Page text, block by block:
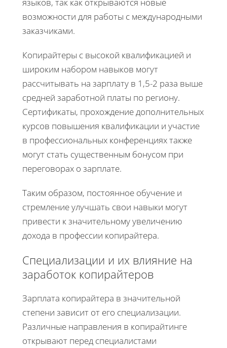
возможности для работы с международными
заказчиками.
Копирайтеры с высокой квалификацией и
широким набором навыков могут
рассчитывать на зарплату в 1,5-2 раза выше
средней заработной платы по региону.
Сертификаты, прохождение дополнительных
курсов повышения квалификации и участие
в профессиональных конференциях также
могут стать существенным бонусом при
переговорах о зарплате.
Таким образом, постоянное обучение и
стремление улучшать свои навыки могут
привести к значительному увеличению
дохода в профессии копирайтера.
Специализации и их влияние на
заработок копирайтеров
Зарплата копирайтера в значительной
степени зависит от его специализации.
Различные направления в копирайтинге
открывают перед специалистами